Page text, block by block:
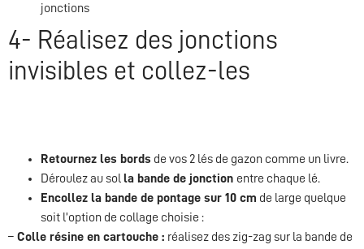
jonctions
4- Réalisez des jonctions
invisibles et collez-les
Retournez les bords de vos 2 lés de gazon comme un livre.
Déroulez au solla bande de jonction entre chaque lé.
Encollez la bande de pontage sur 10 cm de large quelque
soit l’option de collage choisie :
– Colle résine en cartouche : réalisez des zig-zag sur la bande de